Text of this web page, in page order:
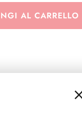
2014
AL CARRELLO